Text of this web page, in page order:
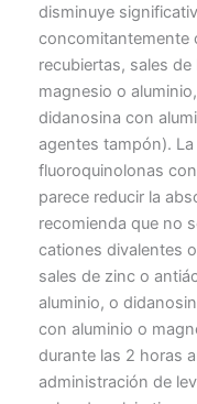
disminuye
concomitantemente
recubiertas, sales
magnesio o
didanosina con
agentes tampón).
fluoroquinolonas
parece reducir la
recomienda que no
cationes divalentes
sales de zinc o
aluminio, o
con aluminio o
durante las 2 horas
administración de